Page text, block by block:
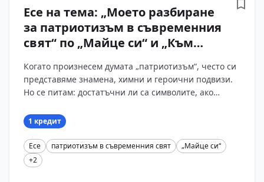
Есе на тема: „Моето разбиране
за патриотизъм в съвременния
свят“ по „Майце си“ и „Към
Когато произнесем думата „патриотизъм“, често си
представяме знамена, химни и героични подвизи.
Но се питам: достатъчни ли са символите, ако
патриотизмът ?...
1 кредит
Есе патриотизъм в съвременния свят
„Майце си“
+2